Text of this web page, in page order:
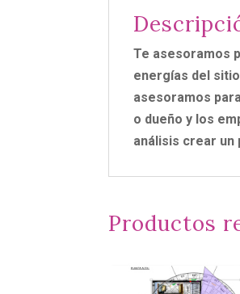
Te asesoramos
energías del
asesoramos
o dueño y los
análisis crear un
Productos